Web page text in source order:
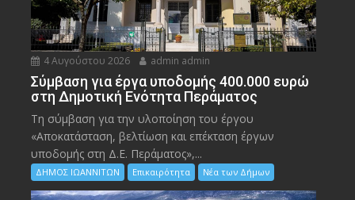
4 Αυγούστου 2026 admin admin
Σύμβαση για έργα υποδομής 400.000 ευρώ
στη Δημοτική Ενότητα Περάματος
Τη σύμβαση για την υλοποίηση του έργου
«Αποκατάσταση, βελτίωση και επέκταση έργων
υποδομής στη Δ.Ε. Περάματος»,...
ΔΗΜΟΣ ΙΩΑΝΝΙΤΩΝ Επικαιρότητα Νέα των Δήμων